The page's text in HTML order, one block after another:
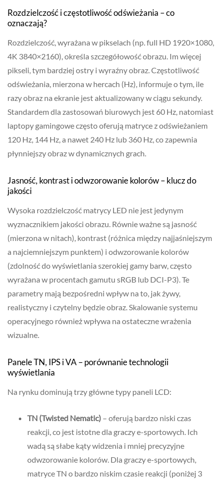
Rozdzielczość i częstotliwość odświeżania – co
oznaczają?
Rozdzielczość, wyrażana w pikselach (np. full HD 1920×1080,
4K 3840×2160), określa szczegółowość obrazu. Im więcej
pikseli, tym bardziej ostry i wyraźny obraz. Częstotliwość
odświeżania, mierzona w hercach (Hz), informuje o tym, ile
razy obraz na ekranie jest aktualizowany w ciągu sekundy.
Standardem dla zastosowań biurowych jest 60 Hz, natomiast
laptopy gamingowe często oferują matryce z odświeżaniem
120 Hz, 144 Hz, a nawet 240 Hz lub 360 Hz, co zapewnia
płynniejszy obraz w dynamicznych grach.
Jasność, kontrast i odwzorowanie kolorów – klucz do
jakości
Wysoka rozdzielczość matrycy LED nie jest jedynym
wyznacznikiem jakości obrazu. Równie ważne są jasność
(mierzona w nitach), kontrast (różnica między najjaśniejszym
a najciemniejszym punktem) i odwzorowanie kolorów
(zdolność do wyświetlania szerokiej gamy barw, często
wyrażana w procentach gamutu sRGB lub DCI-P3). Te
parametry mają bezpośredni wpływ na to, jak żywy,
realistyczny i czytelny będzie obraz. Skalowanie systemu
operacyjnego również wpływa na ostateczne wrażenia
wizualne.
Panele TN, IPS i VA – porównanie technologii
wyświetlania
Na rynku dominują trzy główne typy paneli LCD:
TN (Twisted Nematic) – oferują bardzo niski czas
reakcji, co jest istotne dla graczy e-sportowych. Ich
wadą są słabe kąty widzenia i mniej precyzyjne
odwzorowanie kolorów. Dla graczy e-sportowych,
matryce TN o bardzo niskim czasie reakcji (poniżej 3